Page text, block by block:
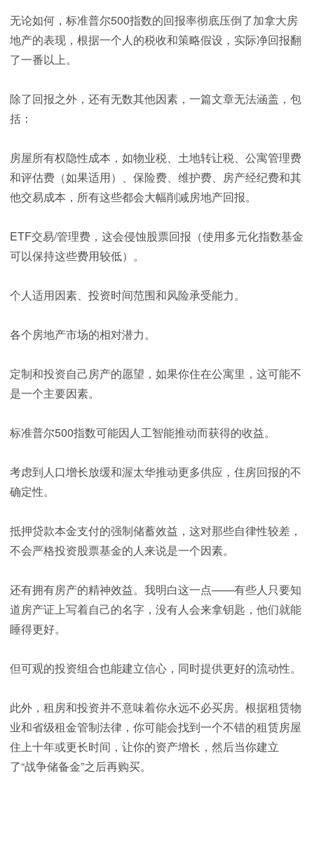
无论如何，标准普尔500指数的回报率彻底压倒了加拿大房
地产的表现，根据一个人的税收和策略假设，实际净回报翻
了一番以上。
除了回报之外，还有无数其他因素，一篇文章无法涵盖，包
括：
房屋所有权隐性成本，如物业税、土地转让税、公寓管理费
和评估费（如果适用）、保险费、维护费、房产经纪费和其
他交易成本，所有这些都会大幅削减房地产回报。
ETF交易/管理费，这会侵蚀股票回报（使用多元化指数基金
可以保持这些费用较低）。
个人适用因素、投资时间范围和风险承受能力。
各个房地产市场的相对潜力。
定制和投资自己房产的愿望，如果你住在公寓里，这可能不
是一个主要因素。
标准普尔500指数可能因人工智能推动而获得的收益。
考虑到人口增长放缓和渥太华推动更多供应，住房回报的不
确定性。
抵押贷款本金支付的强制储蓄效益，这对那些自律性较差，
不会严格投资股票基金的人来说是一个因素。
还有拥有房产的精神效益。我明白这一点——有些人只要知
道房产证上写着自己的名字，没有人会来拿钥匙，他们就能
睡得更好。
但可观的投资组合也能建立信心，同时提供更好的流动性。
此外，租房和投资并不意味着你永远不必买房。根据租赁物
业和省级租金管制法律，你可能会找到一个不错的租赁房屋
住上十年或更长时间，让你的资产增长，然后当你建立
了“战争储备金”之后再购买。